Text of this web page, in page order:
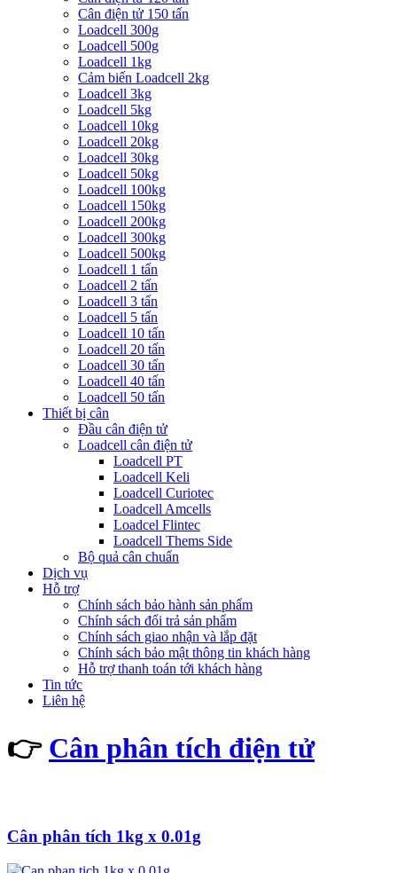
Cân điện tử 150 tấn
Loadcell 300g
Loadcell 500g
Loadcell 1kg
Cảm biến Loadcell 2kg
Loadcell 3kg
Loadcell 5kg
Loadcell 10kg
Loadcell 20kg
Loadcell 30kg
Loadcell 50kg
Loadcell 100kg
Loadcell 150kg
Loadcell 200kg
Loadcell 300kg
Loadcell 500kg
Loadcell 1 tấn
Loadcell 2 tấn
Loadcell 3 tấn
Loadcell 5 tấn
Loadcell 10 tấn
Loadcell 20 tấn
Loadcell 30 tấn
Loadcell 40 tấn
Loadcell 50 tấn
Thiết bị cân
Đầu cân điện tử
Loadcell cân điện tử
Loadcell PT
Loadcell Keli
Loadcell Curiotec
Loadcell Amcells
Loadcel Flintec
Loadcell Thems Side
Bộ quả cân chuẩn
Dịch vụ
Hỗ trợ
Chính sách bảo hành sản phẩm
Chính sách đổi trả sản phẩm
Chính sách giao nhận và lắp đặt
Chính sách bảo mật thông tin khách hàng
Hỗ trợ thanh toán tới khách hàng
Tin tức
Liên hệ
👉 Cân phân tích điện tử
Cân phân tích 1kg x 0.01g